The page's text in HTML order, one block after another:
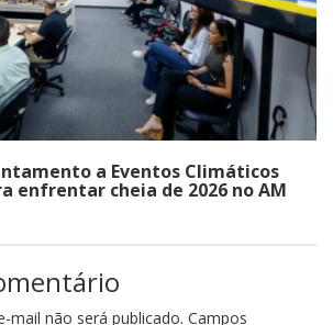
a Eventos Climáticos
enfrentar cheia de 2026 no AM
mail não será publicado. Campos